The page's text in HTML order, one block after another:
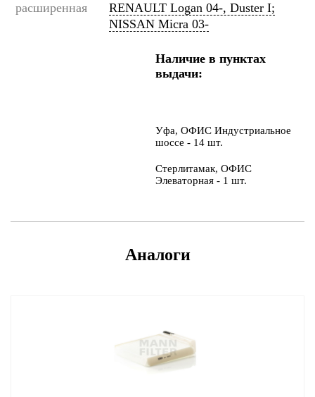
расширенная
RENAULT Logan 04-, Duster I;
NISSAN Micra 03-
Наличие в пунктах
выдачи:
Уфа, ОФИС Индустриальное
шоссе - 14 шт.
Стерлитамак, ОФИС
Элеваторная - 1 шт.
Аналоги